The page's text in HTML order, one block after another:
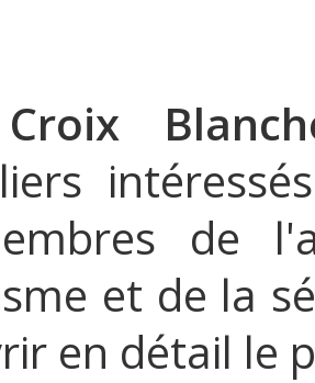
de
et de la
en détail le